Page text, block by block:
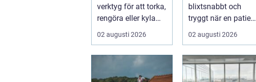
verktyg för att torka,
rengöra eller kyla
produkter i rörelse.
02 augusti 2026
blixtsnabbt och
tryggt när en patient
drabbas...
02 augusti 2026